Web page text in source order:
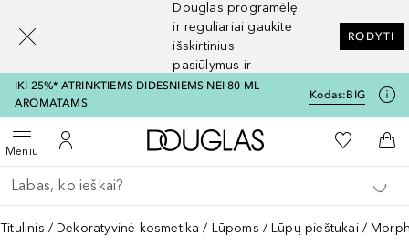
Douglas programėlę
ir reguliariai gaukite
išskirtinius
pasiūlymus ir
nuolaidas
RODYTI
IKI 25%* ATRINKTIEMS DIDESNIEMS NEI 80 ML
AROMATAMS
Kodas:BIG
MeniuAtidaryti meniuĮ mano paskyrą
Į Douglas pagrindinį
Į mano
Į
Grįžk atgal
Vykdykite paiešką
Titulinis Dekoratyvinė kosmetika Lūpoms Lūpų pieštukai
[navigation.slideout.screenreader]